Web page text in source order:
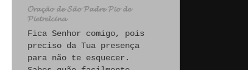
𝓞𝓻𝓪𝓬̧𝓪̃𝓸 𝓭𝓮 𝓢𝓪̃𝓸 𝓟𝓪𝓭𝓻𝓮 𝓟𝓲𝓸 𝓭𝓮
𝓟𝓲𝓮𝓽𝓻𝓮𝓵𝓬𝓲𝓷𝓪
Fica Senhor comigo, pois
preciso da Tua presença
para não te esquecer.